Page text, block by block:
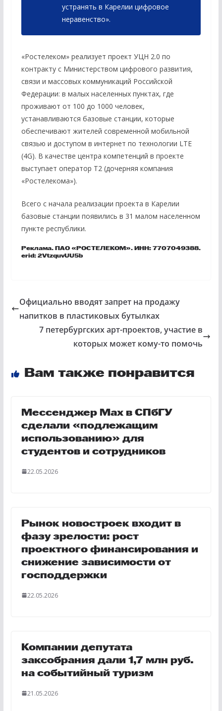
устранять в Карелии цифровое
неравенство».
«Ростелеком» реализует проект УЦН 2.0 по
контракту с Министерством цифрового развития,
связи и массовых коммуникаций Российской
Федерации: в малых населенных пунктах, где
проживают от 100 до 1000 человек,
устанавливаются базовые станции, которые
обеспечивают жителей современной мобильной
связью и доступом в интернет по технологии LTE
(4G). В качестве центра компетенций в проекте
выступает оператор T2 (дочерняя компания
«Ростелекома»).
Всего с начала реализации проекта в Карелии
базовые станции появились в 31 малом населенном
пункте республики.
Реклама. ПАО «РОСТЕЛЕКОМ». ИНН: 7707049388.
erid: 2VtzquvUU5b
Официально вводят запрет на продажу
напитков в пластиковых бутылках
7 петербургских арт-проектов, участие в
которых может кому-то помочь
Вам также понравится
Мессенджер Max в СПбГУ
сделали «подлежащим
использованию» для
студентов и сотрудников
22.05.2026
Рынок новостроек входит в
фазу зрелости: рост
проектного финансирования и
снижение зависимости от
господдержки
22.05.2026
Компании депутата
заксобрания дали 1,7 млн руб.
на событийный туризм
21.05.2026